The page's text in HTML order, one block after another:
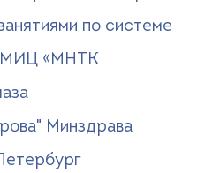
по системе
«МНТК
Минздрава